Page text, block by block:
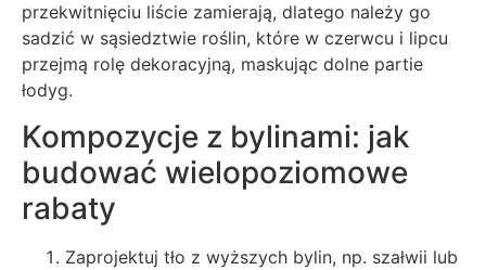
przekwitnięciu liście zamierają, dlatego należy go
sadzić w sąsiedztwie roślin, które w czerwcu i lipcu
przejmą rolę dekoracyjną, maskując dolne partie
łodyg.
Kompozycje z bylinami: jak
budować wielopoziomowe
rabaty
Zaprojektuj tło z wyższych bylin, np. szałwii lub